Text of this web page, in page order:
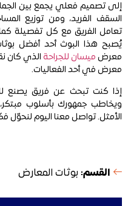
إلى تصميم فعلي يجمع بين الجمال
السقف الفريد، ومن توزيع
تعامل الفريق مع كل تفصيلة
يُصبح هذا البوث أحد أفضل
معرض ميسان للجراحة الذي كان
معرض في أحد الفعاليات.
إذا كنت تبحث عن فريق يصنع
ويخاطب جمهورك بأسلوب
الأمثل. تواصل معنا اليوم
القسم: بوثات المعارض